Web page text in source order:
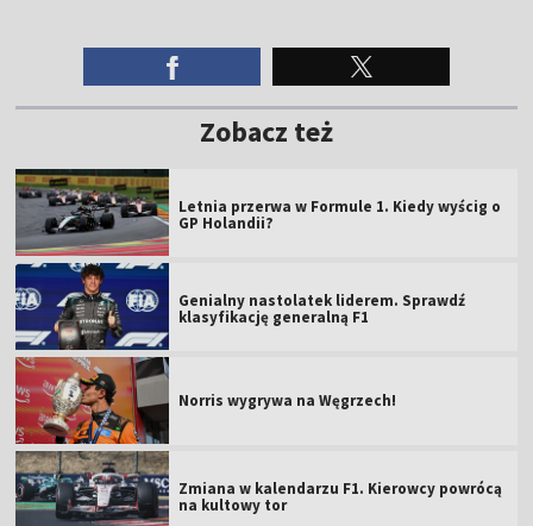
Zobacz też
Letnia przerwa w Formule 1. Kiedy wyścig o
GP Holandii?
Genialny nastolatek liderem. Sprawdź
klasyfikację generalną F1
Norris wygrywa na Węgrzech!
Zmiana w kalendarzu F1. Kierowcy powrócą
na kultowy tor